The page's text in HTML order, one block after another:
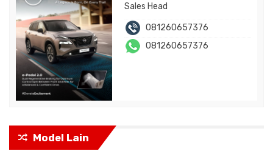
Sales Head
081260657376
081260657376
Model Lain